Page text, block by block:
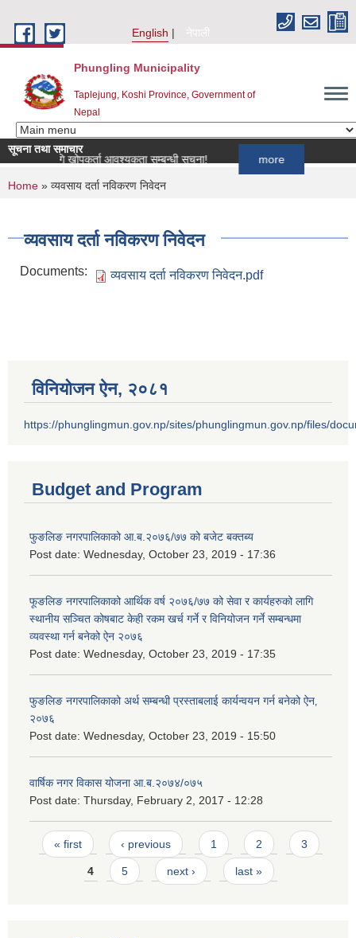
English
नेपाली
Phungling Municipality
Taplejung, Koshi Province, Government of
Nepal
सूचना तथा समाचार
लागि खोपकर्ता आवश्यकता सम्बन्धी सूचना!
You are here
Home » व्यवसाय दर्ता नविकरण निवेदन
व्यवसाय दर्ता नविकरण निवेदन
Documents: व्यवसाय दर्ता नविकरण निवेदन.pdf
विनियोजन ऐन‚ २०८१
https://phunglingmun.gov.np/sites/phunglingmun.gov.np/files/
Budget and Program
फुङलिङ नगरपालिकाको आ.ब.२०७६/७७ को बजेट बक्तब्य
Post date: Wednesday, October 23, 2019 - 17:36
फूङलिङ नगरपालिकाको आर्थिक वर्ष २०७६/७७ को सेवा र कार्यहरुको लागि
स्थानीय सञ्चित कोषबाट केही रकम खर्च गर्ने र विनियोजन गर्ने सम्बन्धमा
व्यवस्था गर्न बनेको ऐन २०७६
Post date: Wednesday, October 23, 2019 - 17:35
फुङलिङ नगरपालिकाको अर्थ सम्बन्धी प्रस्ताबलाई कार्यन्वयन गर्न बनेको ऐन‚
२०७६
Post date: Wednesday, October 23, 2019 - 15:50
वार्षिक नगर विकास योजना आ.ब.२०७४/०७५
Post date: Thursday, February 2, 2017 - 12:28
Pages
« first ‹ previous 1 2 3
4 5 next › last »